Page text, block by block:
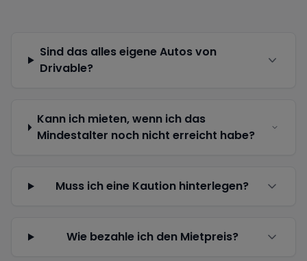
Sind das alles eigene Autos von
Drivable?
Kann ich mieten, wenn ich das
Mindestalter noch nicht erreicht habe?
Muss ich eine Kaution hinterlegen?
Wie bezahle ich den Mietpreis?